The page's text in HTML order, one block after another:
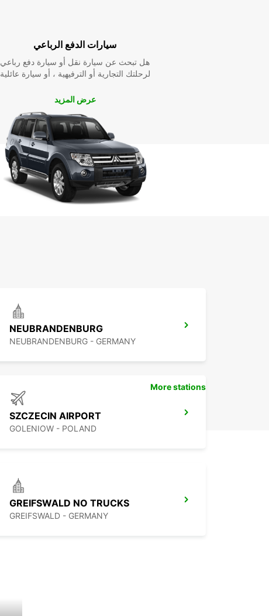
سيارات الدفع الرباعي
هل تبحث عن سيارة نقل أو سيارة دفع رباعي
لرحلتك التجارية أو الترفيهية ، أو سيارة عائلية
عرض المزيد
NEUBRANDENBURG
NEUBRANDENBURG - GERMANY
SZCZECIN AIRPORT
GOLENIOW - POLAND
GREIFSWALD NO TRUCKS
GREIFSWALD - GERMANY
More stations